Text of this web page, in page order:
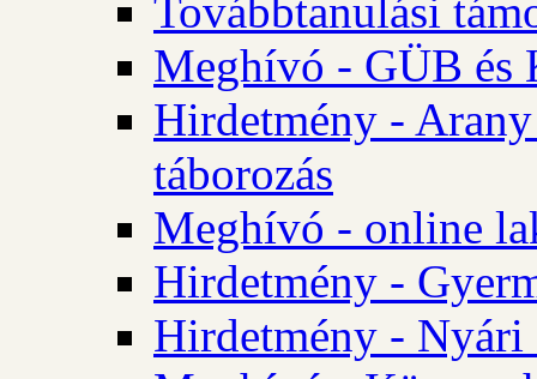
Továbbtanulási
Meghívó - GÜB és
Hirdetmény - Arany
táborozás
Meghívó - online
Hirdetmény -
Hirdetmény - Nyári